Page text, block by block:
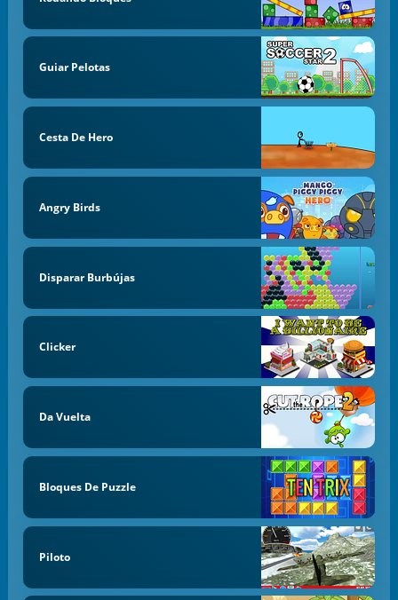
Guiar Pelotas
Cesta De Hero
Angry Birds
Disparar Burbújas
Clicker
Da Vuelta
Bloques De Puzzle
Piloto